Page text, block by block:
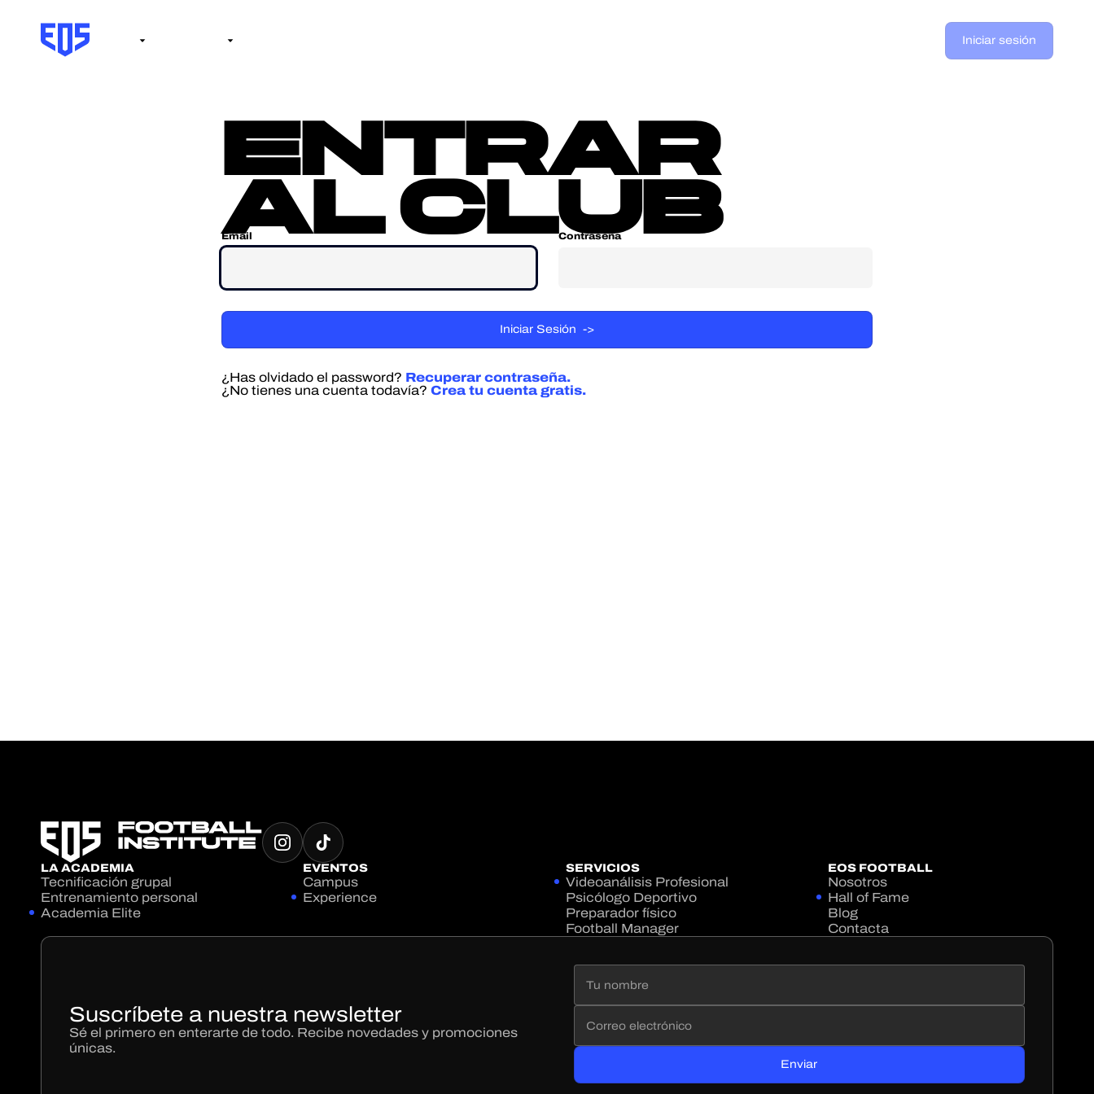
Iniciar sesión
entrar
al club
Email Contraseña
¿Has olvidado el password? Recuperar contraseña.
¿No tienes una cuenta todavía? Crea tu cuenta gratis.
LA ACADEMIA
Tecnificación grupal
Entrenamiento personal
Academia Elite
EVENTOS
Campus
Experience
SERVICIOS
Videoanálisis Profesional
Psicólogo Deportivo
Preparador físico
Football Manager
EOS FOOTBALL
Nosotros
Hall of Fame
Blog
Contacta
Suscríbete a nuestra newsletter
Sé el primero en enterarte de todo. Recibe novedades y promociones
únicas.